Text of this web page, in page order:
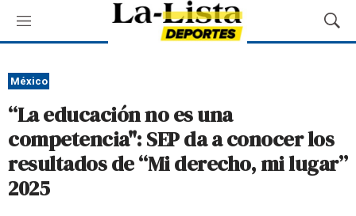
M
e
ú
M
o
B
ú
México
“La educación no es una
competencia": SEP da a conocer los
resultados de “Mi derecho, mi lugar”
2025